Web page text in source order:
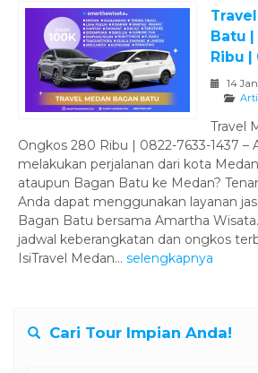
Batu
Ribu |
14
Travel
Ongkos 280 Ribu | 0822-7633-1437 –
melakukan perjalanan dari kota
ataupun Bagan Batu ke Medan?
Anda dapat menggunakan layanan
Bagan Batu bersama Amartha
jadwal keberangkatan dan ongkos
IsiTravel Medan... selengkapnya
Cari Tour Impian Anda!